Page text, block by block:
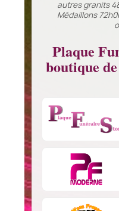
autres granits
Médaillons
Plaque
boutique